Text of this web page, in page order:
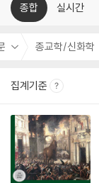
종합 실시간
종교학/신화학
집계기준